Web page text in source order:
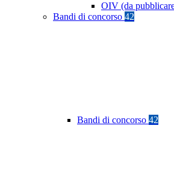
OIV (da
Bandi di concorso 42
Bandi di concorso 42